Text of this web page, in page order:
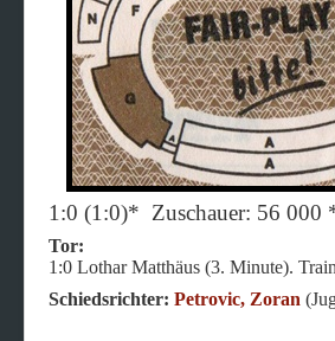
1:0 (1:0)* Zuschauer: 56 000
Tor:
1:0 Lothar Matthäus (3. Minute).
Schiedsrichter: Petrovic, Zoran